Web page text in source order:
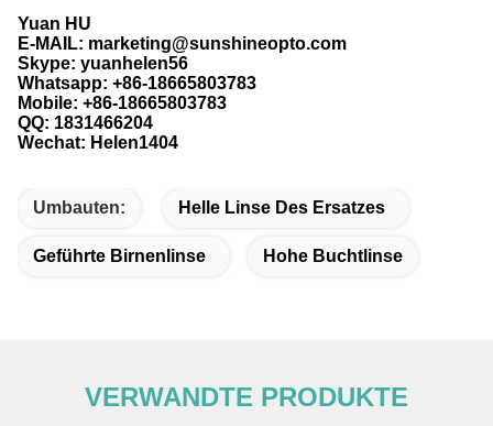
Yuan HU
E-MAIL: marketing@sunshineopto.com
Skype: yuanhelen56
Whatsapp: +86-18665803783
Mobile: +86-18665803783
QQ: 1831466204
Wechat: Helen1404
Umbauten: Helle Linse Des Ersatzes
Geführte Birnenlinse Hohe Buchtlinse
VERWANDTE PRODUKTE